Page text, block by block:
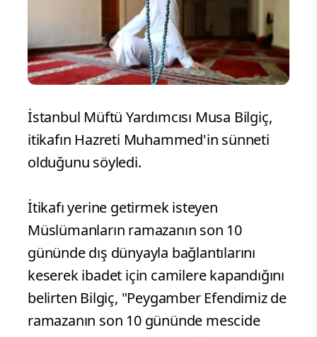
İstanbul Müftü Yardımcısı Musa Bilgiç,
itikafın Hazreti Muhammed'in sünneti
olduğunu söyledi.
İtikafı yerine getirmek isteyen
Müslümanların ramazanın son 10
gününde dış dünyayla bağlantılarını
keserek ibadet için camilere kapandığını
belirten Bilgiç, "Peygamber Efendimiz de
ramazanın son 10 gününde mescide